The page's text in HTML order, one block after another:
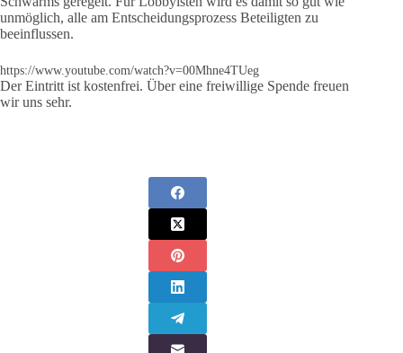
unmöglich, alle am Entscheidungsprozess Beteiligten zu
beeinflussen.
https://www.youtube.com/watch?v=00Mhne4TUeg
Der Eintritt ist kostenfrei. Über eine freiwillige Spende freuen
wir uns sehr.